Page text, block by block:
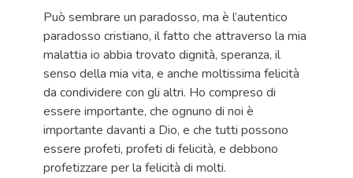
Può sembrare un paradosso, ma è l’autentico
paradosso cristiano, il fatto che attraverso la mia
malattia io abbia trovato dignità, speranza, il
senso della mia vita, e anche moltissima felicità
da condividere con gli altri. Ho compreso di
essere importante, che ognuno di noi è
importante davanti a Dio, e che tutti possono
essere profeti, profeti di felicità, e debbono
profetizzare per la felicità di molti.